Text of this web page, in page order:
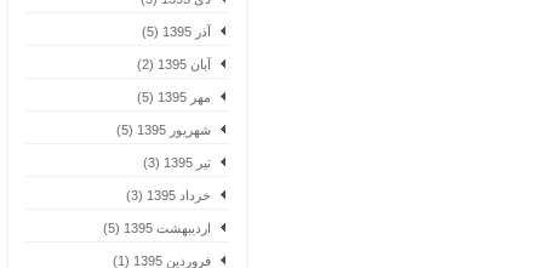
آذر 1395 (5)
آبان 1395 (2)
مهر 1395 (5)
شهریور 1395 (5)
تیر 1395 (3)
خرداد 1395 (3)
اردیبهشت 1395 (5)
فروردین 1395 (1)